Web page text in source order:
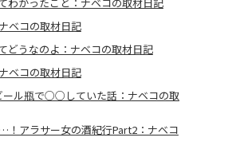
ベコの取材日記
どうなのよ：ナベコの取材日記
ベコの取材日記
ール瓶で○○していた話：ナベコの取
！アラサー女の酒紀行Part2：ナベコ